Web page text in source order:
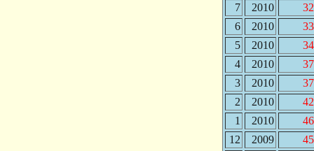
7
2010
6
2010
5
2010
4
2010
3
2010
2
2010
1
2010
12
2009